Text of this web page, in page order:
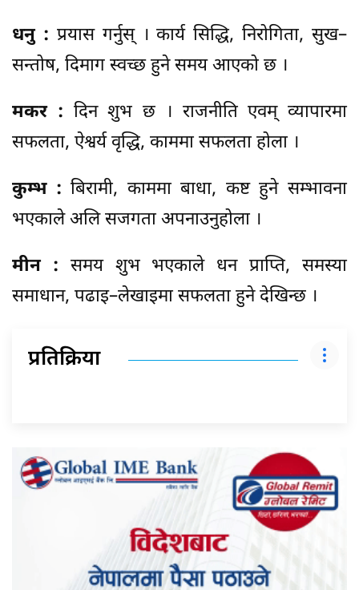
धनु : प्रयास गर्नुस् । कार्य सिद्धि, निरोगिता, सुख–
सन्तोष, दिमाग स्वच्छ हुने समय आएको छ ।
मकर : दिन शुभ छ । राजनीति एवम् व्यापारमा
सफलता, ऐश्वर्य वृद्धि, काममा सफलता होला ।
कुम्भ :बिरामी, काममा बाधा, कष्ट हुने सम्भावना
भएकाले अलि सजगता अपनाउनुहोला ।
मीन : समय शुभ भएकाले धन प्राप्ति, समस्या
समाधान, पढाइ–लेखाइमा सफलता हुने देखिन्छ ।
प्रतिक्रिया